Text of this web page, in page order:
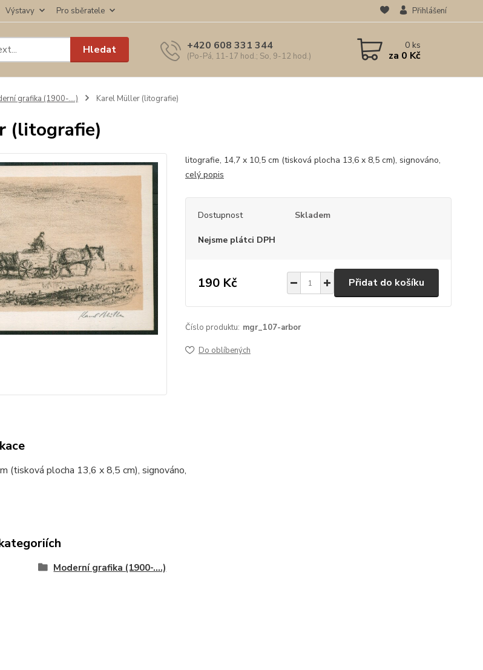
Výstavy Pro sběratele Přihlášení
Hledat +420 608 331 344
(Po-Pá, 11-17 hod.; So, 9-12 hod.)
0ks
za 0 Kč
grafika (1900-....) Karel Müller (litografie)
(litografie)
litografie, 14,7 x 10,5 cm (tisková plocha 13,6 x 8,5 cm), signováno,
celý popis
Dostupnost Skladem
Nejsme plátci DPH
190 Kč Přidat do košíku
Číslo produktu: mgr_107-arbor
Do oblíbených
(tisková plocha 13,6 x 8,5 cm), signováno,
Moderní grafika (1900-....)